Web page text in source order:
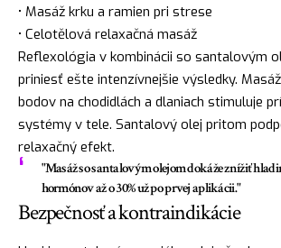
• Masáž krku a ramien pri strese
• Celotělová relaxačná masáž
Reflexológia v kombinácii so santalovým
priniesť ešte intenzívnejšie výsledky.
bodov na chodidlách a dlaniach stimuluje
systémy v tele. Santalový olej pritom
relaxačný efekt.
"Masáž so santalovým olejom dokáže znížiť
hormónov až o 30% už po prvej aplikácii."
Bezpečnosť a kontraindikácie